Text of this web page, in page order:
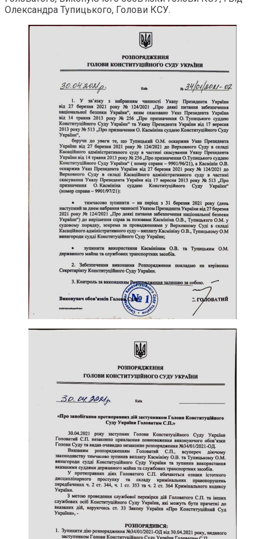
Олександра Тупицького, Голови КСУ.